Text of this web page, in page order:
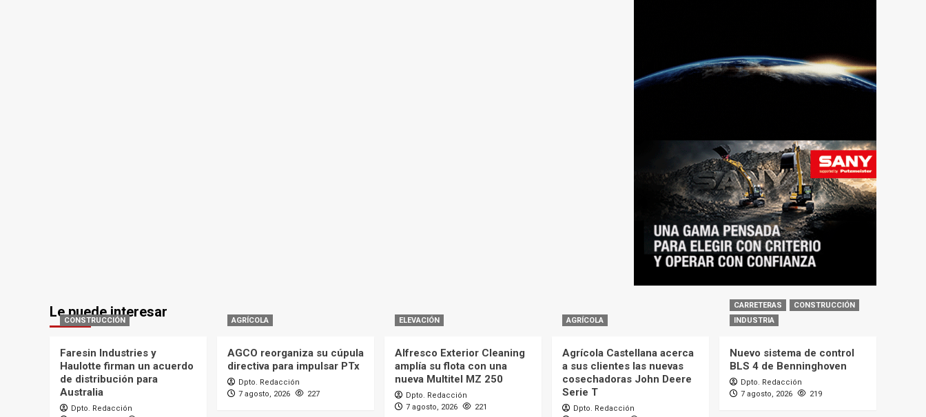
Le puede interesar
CONSTRUCCIÓN
Faresin Industries y
Haulotte firman un acuerdo
de distribución para
Australia
Dpto. Redacción
AGRÍCOLA
AGCO reorganiza su cúpula
directiva para impulsar PTx
Dpto. Redacción
7 agosto, 2026
227
ELEVACIÓN
Alfresco Exterior Cleaning
amplía su flota con una
nueva Multitel MZ 250
Dpto. Redacción
7 agosto, 2026
221
AGRÍCOLA
Agrícola Castellana acerca
a sus clientes las nuevas
cosechadoras John Deere
Serie T
Dpto. Redacción
CARRETERAS
CONSTRUCCIÓN
INDUSTRIA
Nuevo sistema de control
BLS 4 de Benninghoven
Dpto. Redacción
7 agosto, 2026
219